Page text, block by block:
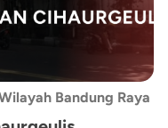
Bandung Raya